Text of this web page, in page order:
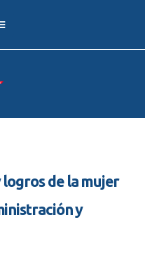
de la mujer
y